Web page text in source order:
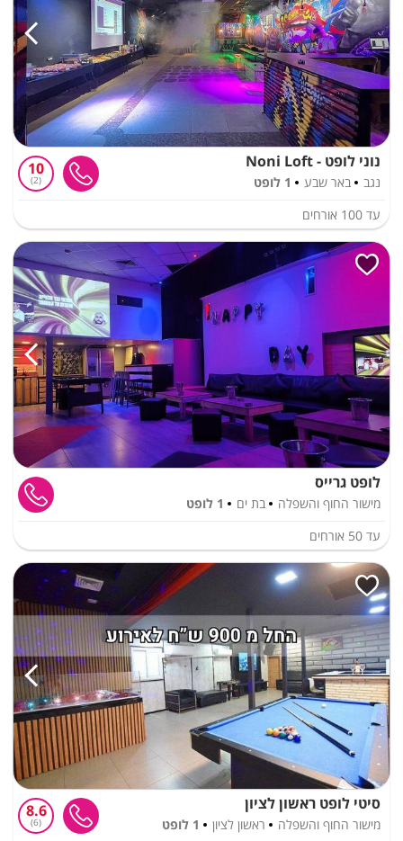
נוני לופט - Noni Loft
נגב באר שבע 1 לופט
10
2
עד 100 אורחים
לופט גרייס
מישור החוף והשפלה בת ים
1 לופט
עד 50 אורחים
סיטי לופט ראשון לציון
מישור החוף והשפלה ראשון לציון 1 לופט
8.6
6